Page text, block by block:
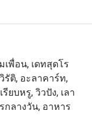
ยและมีชีวิตชีวา
งพิซซ่ามีความ
พิซซ่าที่ลูกค้าชื่น
หลากหลาย เป็น
พื่อน, เดทสุดโร
รัติ, อะลาคาร์ท,
ยบหรู, วิวปัง, เลา
กลางวัน, อาหาร